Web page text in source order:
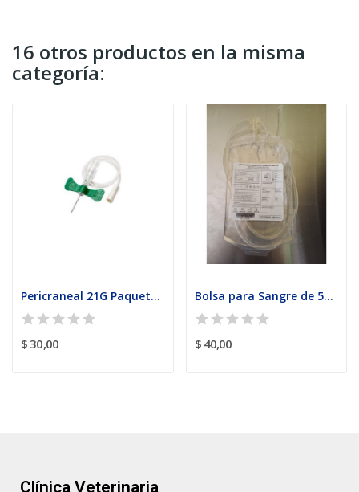
16 otros productos en la misma
categoría:
Pericraneal 21G Paquete con 100 unidades
$ 30,00
Bolsa para Sangre de 500ml paquete con 4 unidades
$ 40,00
Clínica Veterinaria